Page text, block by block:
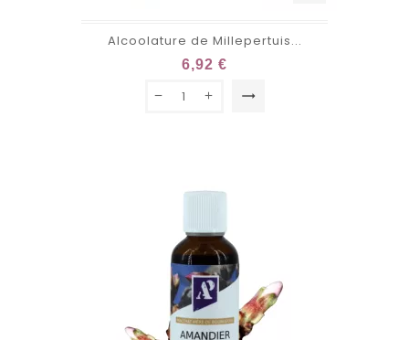
Alcoolature de Millepertuis...
6,92 €
trending_flat